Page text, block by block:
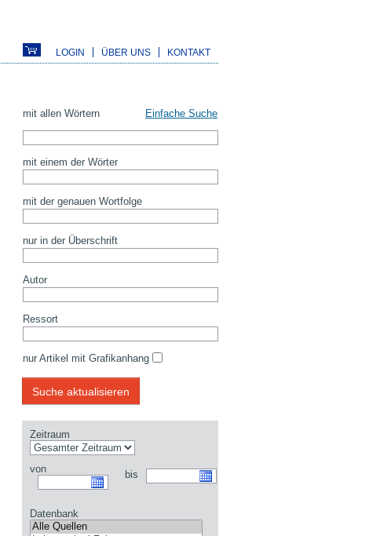
LOGIN ÜBER UNS KONTAKT
mit allen Wörtern Einfache Suche
mit einem der Wörter
mit der genauen Wortfolge
nur in der Überschrift
Autor
Ressort
nur Artikel mit Grafikanhang
Zeitraum
von bis
Datenbank